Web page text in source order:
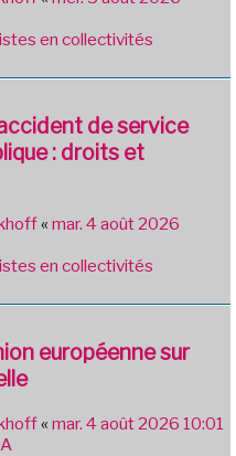
en collectivités
de service
: droits et
« mar. 4 août 2026
en collectivités
européenne sur
« mar. 4 août 2026 10:01